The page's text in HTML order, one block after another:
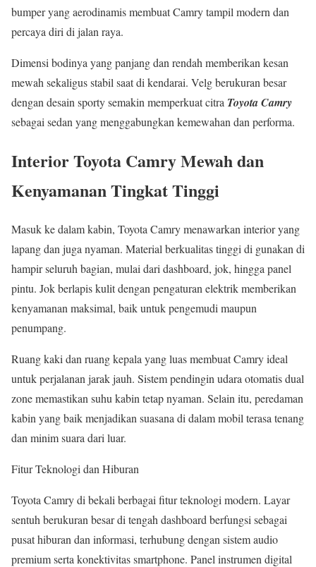
bumper yang aerodinamis membuat Camry tampil modern dan
percaya diri di jalan raya.
Dimensi bodinya yang panjang dan rendah memberikan kesan
mewah sekaligus stabil saat di kendarai. Velg berukuran besar
dengan desain sporty semakin memperkuat citra Toyota Camry
sebagai sedan yang menggabungkan kemewahan dan performa.
Interior Toyota Camry Mewah dan
Kenyamanan Tingkat Tinggi
Masuk ke dalam kabin, Toyota Camry menawarkan interior yang
lapang dan juga nyaman. Material berkualitas tinggi di gunakan di
hampir seluruh bagian, mulai dari dashboard, jok, hingga panel
pintu. Jok berlapis kulit dengan pengaturan elektrik memberikan
kenyamanan maksimal, baik untuk pengemudi maupun
penumpang.
Ruang kaki dan ruang kepala yang luas membuat Camry ideal
untuk perjalanan jarak jauh. Sistem pendingin udara otomatis dual
zone memastikan suhu kabin tetap nyaman. Selain itu, peredaman
kabin yang baik menjadikan suasana di dalam mobil terasa tenang
dan minim suara dari luar.
Fitur Teknologi dan Hiburan
Toyota Camry di bekali berbagai fitur teknologi modern. Layar
sentuh berukuran besar di tengah dashboard berfungsi sebagai
pusat hiburan dan informasi, terhubung dengan sistem audio
premium serta konektivitas smartphone. Panel instrumen digital